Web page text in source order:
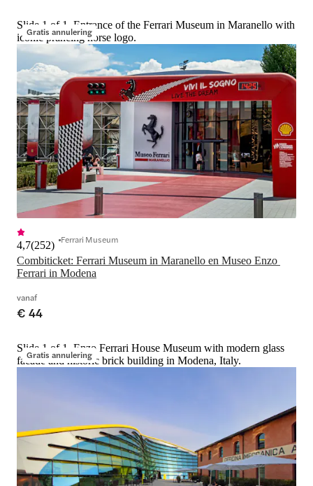
Gratis annulering
Slide 1 of 1, Entrance of the Ferrari Museum in Maranello with
iconic prancing horse logo.
Combiticket: Ferrari Museum in Maranello en Museo Enzo
Ferrari in Modena
4,7(252) Ferrari Museum
vanaf
€ 44
Gratis annulering
Slide 1 of 1, Enzo Ferrari House Museum with modern glass
facade and historic brick building in Modena, Italy.